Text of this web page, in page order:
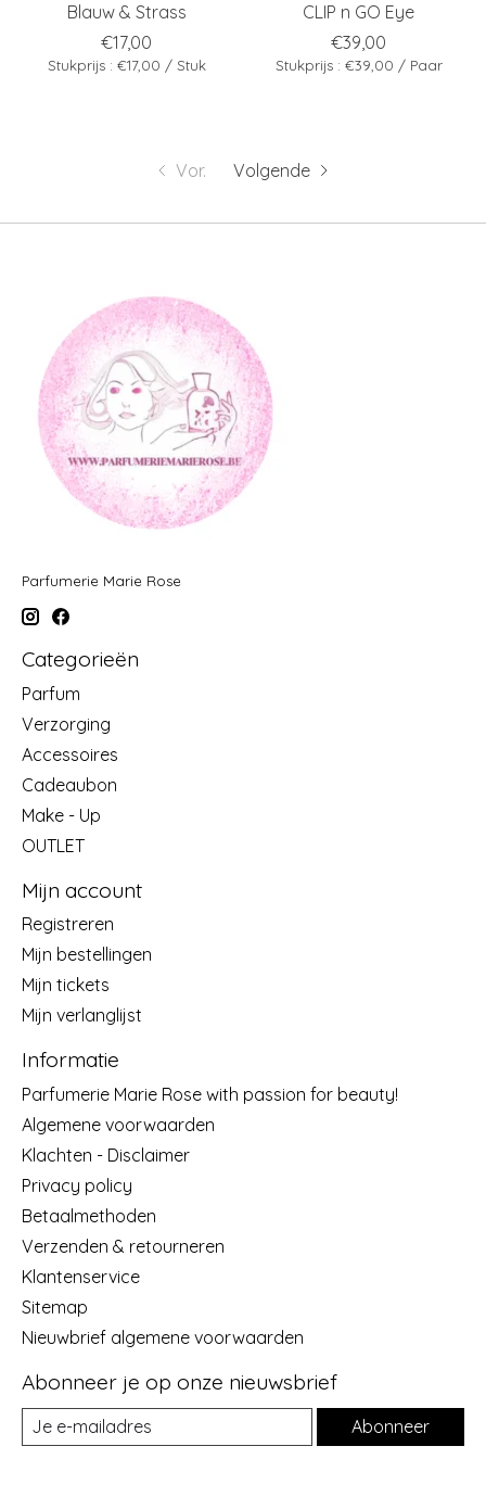
Blauw & Strass
€17,00
Stukprijs : €17,00 / Stuk
CLIP n GO Eye
€39,00
Stukprijs : €39,00 / Paar
Vor. Volgende
Parfumerie Marie Rose
Categorieën
Parfum
Verzorging
Accessoires
Cadeaubon
Make - Up
OUTLET
Mijn account
Registreren
Mijn bestellingen
Mijn tickets
Mijn verlanglijst
Informatie
Parfumerie Marie Rose with passion for beauty!
Algemene voorwaarden
Klachten - Disclaimer
Privacy policy
Betaalmethoden
Verzenden & retourneren
Klantenservice
Sitemap
Nieuwbrief algemene voorwaarden
Abonneer je op onze nieuwsbrief
Abonneer